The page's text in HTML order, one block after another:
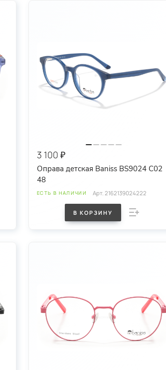
3 100 ₽
Оправа детская Baniss BS9024 C02
48
ЕСТЬ В НАЛИЧИИ Арт.2162139024222
В КОРЗИНУ